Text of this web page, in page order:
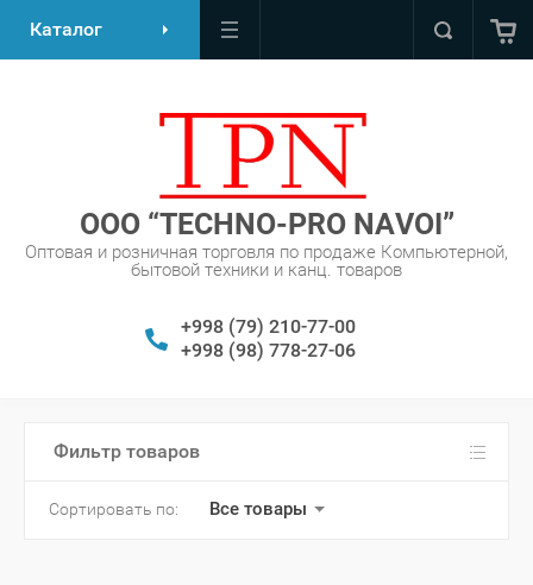
Каталог
OOO “TECHNO-PRO NAVOI”
Оптовая и розничная торговля по продаже Компьютерной,
бытовой техники и канц. товаров
+998 (79) 210-77-00
+998 (98) 778-27-06
Фильтр товаров
Сортировать по: Все товары